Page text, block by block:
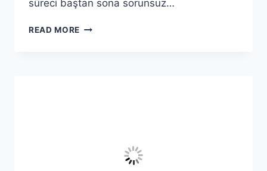
süreci baştan sona sorunsuz…
READ MORE YALOVA